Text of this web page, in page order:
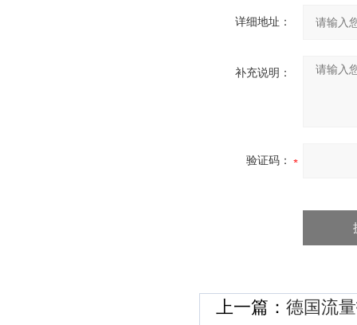
详细地址：
补充说明：
验证码：
上一篇： 德国流